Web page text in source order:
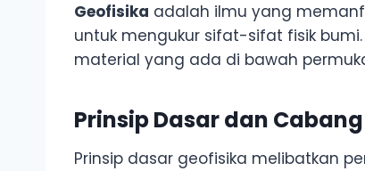
Geofisika adalah ilmu yang
untuk mengukur sifat-sifat fisik
material yang ada di bawah
Prinsip Dasar dan
Prinsip dasar geofisika melibatkan